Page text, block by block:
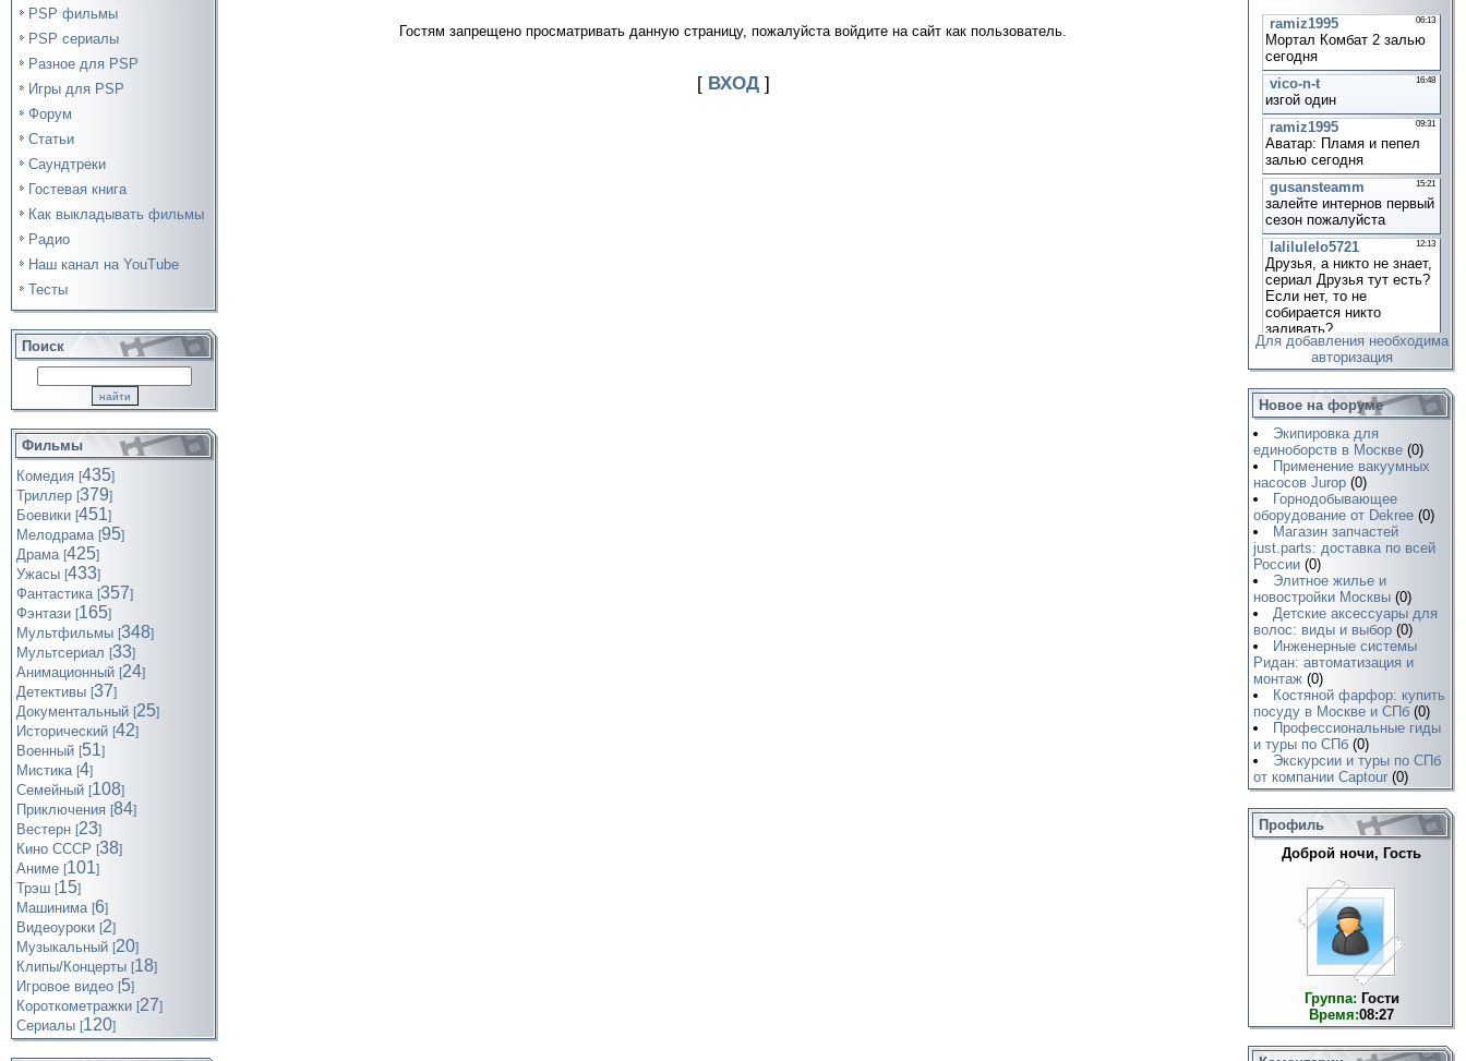
PSP фильмы
PSP сериалы
Разное для PSP
Игры для PSP
Форум
Статьи
Саундтреки
Гостевая книга
Как выкладывать фильмы
Радио
Наш канал на YouTube
Тесты
Поиск
Фильмы
Комедия [435]
Триллер [379]
Боевики [451]
Мелодрама [95]
Драма [425]
Ужасы [433]
Фантастика [357]
Фэнтази [165]
Мультфильмы [348]
Мультсериал [33]
Анимационный [24]
Детективы [37]
Документальный [25]
Исторический [42]
Военный [51]
Мистика [4]
Семейный [108]
Приключения [84]
Вестерн [23]
Кино СССР [38]
Аниме [101]
Трэш [15]
Машинима [6]
Видеоуроки [2]
Музыкальный [20]
Клипы/Концерты [18]
Игровое видео [5]
Короткометражки [27]
Cериалы [120]
Гостям запрещено просматривать данную страницу, пожалуйста войдите на сайт как пользователь.
[ ВХОД]
Для добавления необходима
авторизация
Новое на форуме
Экипировка для
единоборств в Москве (0)
Применение вакуумных
насосов Jurop (0)
Горнодобывающее
оборудование от Dekree (0)
Магазин запчастей
just.parts: доставка по всей
России (0)
Элитное жилье и
новостройки Москвы (0)
Детские аксессуары для
волос: виды и выбор (0)
Инженерные системы
Ридан: автоматизация и
монтаж (0)
Костяной фарфор: купить
посуду в Москве и СПб (0)
Профессиональные гиды
и туры по СПб (0)
Экскурсии и туры по СПб
от компании Captour (0)
Профиль
Доброй ночи, Гость
Группа: Гости
Время:08:27